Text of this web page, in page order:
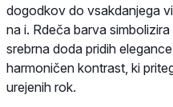
dogodkov do vsakdanjega
na i. Rdeča barva
srebrna doda pridih
harmoničen kontrast, ki
urejenih rok.